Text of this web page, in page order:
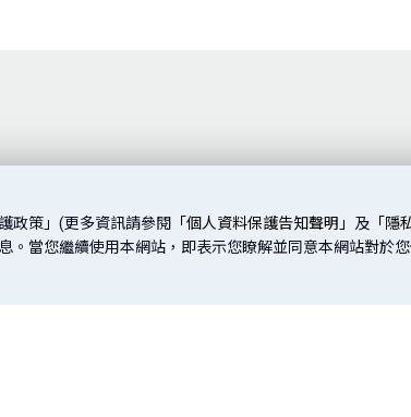
政策」(更多資訊請參閱
「個人資料保護告知聲明」 及 「隱
。當您繼續使用本網站，即表示您瞭解並同意本網站對於